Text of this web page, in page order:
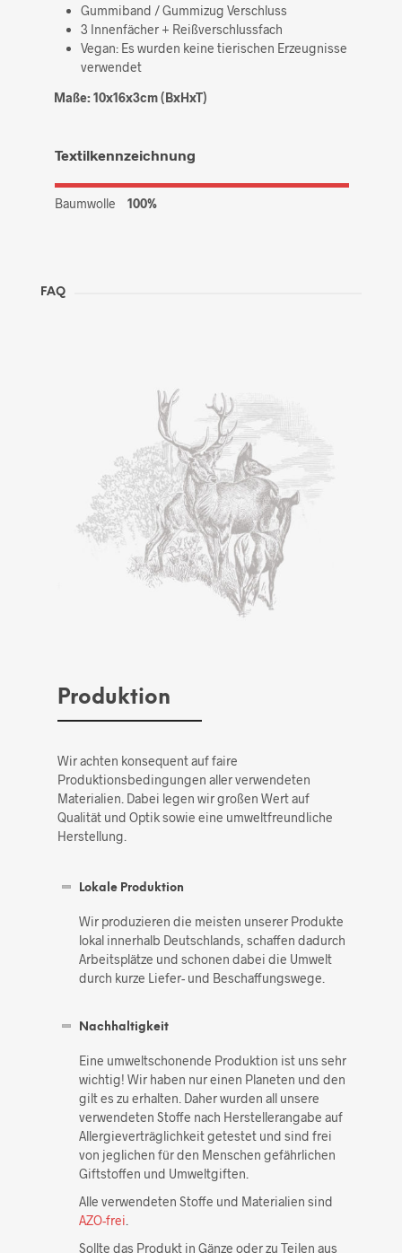
Gummiband / Gummizug Verschluss
3 Innenfächer + Reißverschlussfach
Vegan: Es wurden keine tierischen Erzeugnisse
verwendet
Maße: 10x16x3cm (BxHxT)
Textilkennzeichnung
Baumwolle 100%
FAQ
Produktion
Wir achten konsequent auf faire
Produktionsbedingungen aller verwendeten
Materialien. Dabei legen wir großen Wert auf
Qualität und Optik sowie eine umweltfreundliche
Herstellung.
Lokale Produktion
Wir produzieren die meisten unserer Produkte
lokal innerhalb Deutschlands, schaffen dadurch
Arbeitsplätze und schonen dabei die Umwelt
durch kurze Liefer- und Beschaffungswege.
Nachhaltigkeit
Eine umweltschonende Produktion ist uns sehr
wichtig! Wir haben nur einen Planeten und den
gilt es zu erhalten. Daher wurden all unsere
verwendeten Stoffe nach Herstellerangabe auf
Allergieverträglichkeit getestet und sind frei
von jeglichen für den Menschen gefährlichen
Giftstoffen und Umweltgiften.
Alle verwendeten Stoffe und Materialien sind
AZO-frei
Sollte das Produkt in Gänze oder zu Teilen aus